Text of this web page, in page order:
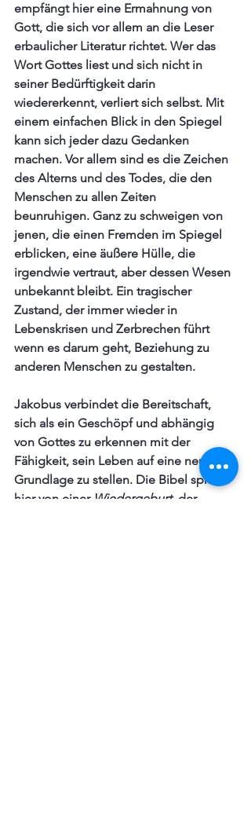
empfängt hier eine Ermahnung von
Gott, die sich vor allem an die Leser
erbaulicher Literatur richtet. Wer das
Wort Gottes liest und sich nicht in
seiner Bedürftigkeit darin
wiedererkennt, verliert sich selbst. Mit
einem einfachen Blick in den Spiegel
kann sich jeder dazu Gedanken
machen. Vor allem sind es die Zeichen
des Alterns und des Todes, die den
Menschen zu allen Zeiten
beunruhigen. Ganz zu schweigen von
jenen, die einen Fremden im Spiegel
erblicken, eine äußere Hülle, die
irgendwie vertraut, aber dessen Wesen
unbekannt bleibt. Ein tragischer
Zustand, der immer wieder in
Lebenskrisen und Zerbrechen führt
wenn es darum geht, Beziehung zu
anderen Menschen zu gestalten.
Jakobus verbindet die Bereitschaft,
sich als ein Geschöpf und abhängig
von Gottes zu erkennen mit der
Fähigkeit, sein Leben auf eine neue
Grundlage zu stellen. Die Bibel spricht
hier von einer Wiedergeburt, der